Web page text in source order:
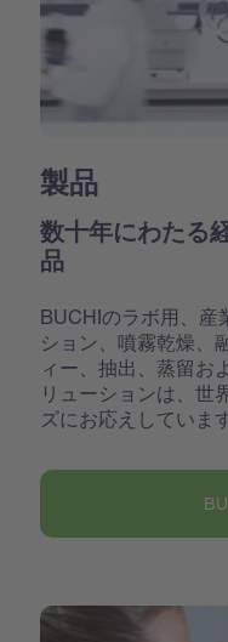
製品
数十年にわたる
品
BUCHIのラボ用、産
ション、噴霧乾燥、
ィー、抽出、蒸留お
リューションは、世
ズにお応えしていま